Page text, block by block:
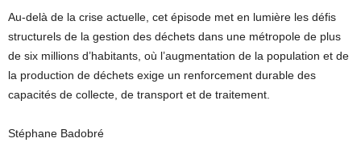
Au-delà de la crise actuelle, cet épisode met en lumière les défis
structurels de la gestion des déchets dans une métropole de plus
de six millions d’habitants, où l’augmentation de la population et de
la production de déchets exige un renforcement durable des
capacités de collecte, de transport et de traitement.
Stéphane Badobré